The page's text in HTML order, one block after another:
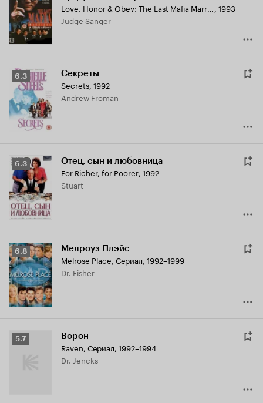
Love, Honor & Obey: The Last Mafia Marriage, 1993
Judge Sanger
Рейтинг
Кинопоиска
6.3
6.3 Секреты
Secrets, 1992
Andrew Froman
Рейтинг
Кинопоиска
6.3
6.3 Отец, сын и любовница
For Richer, for Poorer, 1992
Stuart
Рейтинг
Кинопоиска
6.8
6.8 Мелроуз Плэйс
Melrose Place, Сериал, 1992–1999
Dr. Fisher
Рейтинг
5.7 Ворон
Raven, Сериал, 1992–1994
Dr. Jencks